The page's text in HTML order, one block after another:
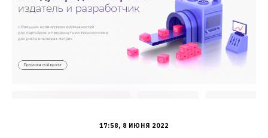
17:58, 8 ИЮНЯ 2022